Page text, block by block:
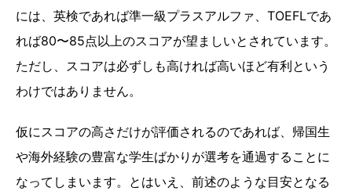
には、英検であれば準一級プラスアルファ、TOEFLであ
れば80〜85点以上のスコアが望ましいとされています。
ただし、スコアは必ずしも高ければ高いほど有利という
わけではありません。
仮にスコアの高さだけが評価されるのであれば、帰国生
や海外経験の豊富な学生ばかりが選考を通過することに
なってしまいます。とはいえ、前述のような目安となる